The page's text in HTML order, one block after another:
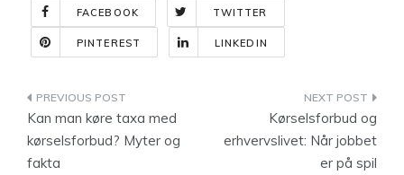
FACEBOOK TWITTER
PINTEREST LINKEDIN
Indlægsnavigation
Kan man køre taxa med
kørselsforbud? Myter og
fakta
Kørselsforbud og
erhvervslivet: Når jobbet
er på spil